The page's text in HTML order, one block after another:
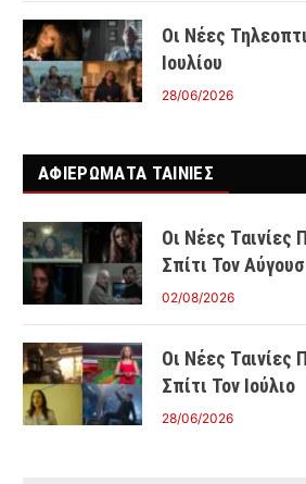
Οι Νέες
Ιουλίου
28/06/2026
ΑΦΙΕΡΩΜΑΤΑ ΤΑΙΝΊΕΣ
Οι Νέες
Σπίτι Τον
02/08/2026
Οι Νέες
Σπίτι Τον Ιούλιο
28/06/2026